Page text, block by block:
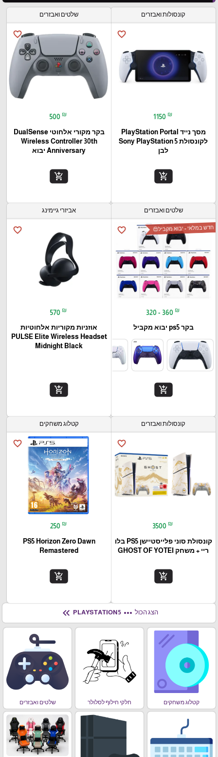
קונסולות ואבזרים
favorite_border
1150 ₪
מסך נייד PlayStation Portal‎
לקונסולת Sony PlayStation 5
לבן
add_shopping_cart
שלטים ואבזרים
favorite_border
500 ₪
בקר מקורי אלחוטי DualSense
Wireless Controller 30th
Anniversary יבוא
add_shopping_cart
שלטים ואבזרים
favorite_border חדש במלאי - יבוא מקביל😍
320 - 360 ₪
בקר ps5 יבוא מקביל
add_shopping_cart
אביזרי גיימינג
favorite_border
570 ₪
אוזניות מקוריות אלחוטיות
PULSE Elite Wireless Headset
Midnight Black
add_shopping_cart
קונסולות ואבזרים
favorite_border
3500 ₪
קונסולת סוני פלייסטיישן PS5 בלו
ריי + משחק GHOST OF YOTEI
add_shopping_cart
קטלוג משחקים
favorite_border
250 ₪
PS5 Horizon Zero Dawn
Remastered
add_shopping_cart
הצג הכול more_horiz
PLAYSTATION 5
keyboard_double_arrow_left
קטלוג משחקים חלקי חילוף לסלולר שלטים ואבזרים